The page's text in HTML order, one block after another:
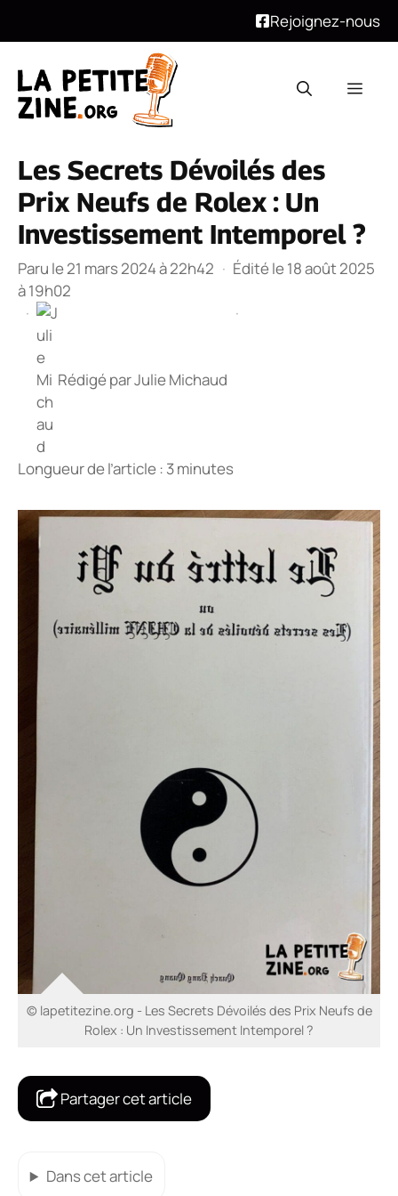
Rejoignez-nous
contenu
Les Secrets Dévoilés des
Prix Neufs de Rolex : Un
Investissement Intemporel ?
Paru le 21 mars 2024 à 22h42 · Édité le 18 août 2025
à 19h02
·
Rédigé parJulie Michaud
·
Longueur de l’article : 3 minutes
© lapetitezine.org - Les Secrets Dévoilés des Prix Neufs de
Rolex : Un Investissement Intemporel ?
Partager cet article
Dans cet article